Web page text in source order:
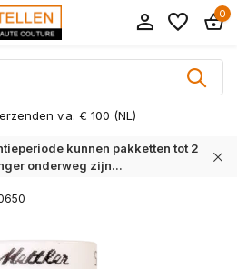
0
v.a. € 100 (NL)
kunnen pakketten tot 2
onderweg zijn...